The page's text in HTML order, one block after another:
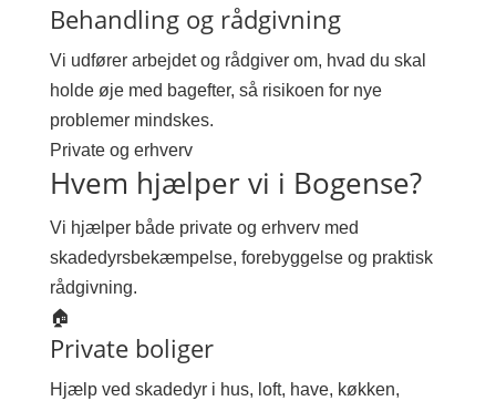
Behandling og rådgivning
Vi udfører arbejdet og rådgiver om, hvad du skal
holde øje med bagefter, så risikoen for nye
problemer mindskes.
Private og erhverv
Hvem hjælper vi i Bogense?
Vi hjælper både private og erhverv med
skadedyrsbekæmpelse, forebyggelse og praktisk
rådgivning.
🏠
Private boliger
Hjælp ved skadedyr i hus, loft, have, køkken,